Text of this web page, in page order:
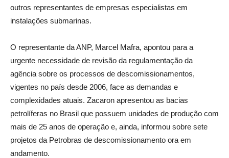
outros representantes de empresas especialistas em
instalações submarinas.
O representante da ANP, Marcel Mafra, apontou para a
urgente necessidade de revisão da regulamentação da
agência sobre os processos de descomissionamentos,
vigentes no país desde 2006, face as demandas e
complexidades atuais. Zacaron apresentou as bacias
petrolíferas no Brasil que possuem unidades de produção com
mais de 25 anos de operação e, ainda, informou sobre sete
projetos da Petrobras de descomissionamento ora em
andamento.